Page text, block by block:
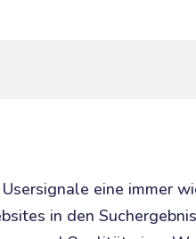
eine immer
in den